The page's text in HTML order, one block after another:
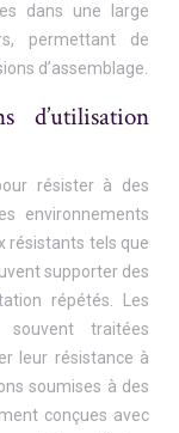
dans une large
permettant de
d’assemblage.
d’utilisation
résister à des
environnements
résistants tels que
supporter des
répétés. Les
traitées
leur résistance à
soumises à des
conçues avec